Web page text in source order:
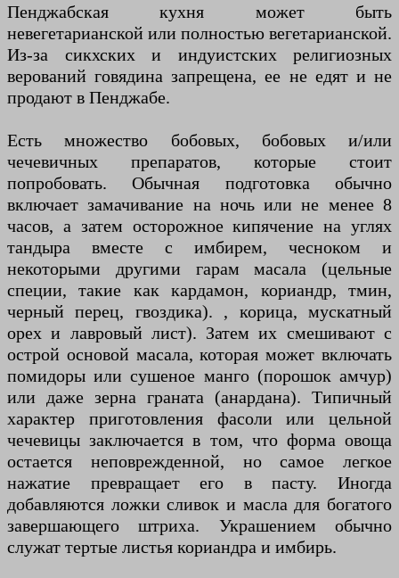
Пенджабская кухня может быть
невегетарианской или полностью вегетарианской.
Из-за сикхских и индуистских религиозных
верований говядина запрещена, ее не едят и не
продают в Пенджабе.
Есть множество бобовых, бобовых и/или
чечевичных препаратов, которые стоит
попробовать. Обычная подготовка обычно
включает замачивание на ночь или не менее 8
часов, а затем осторожное кипячение на углях
тандыра вместе с имбирем, чесноком и
некоторыми другими гарам масала (цельные
специи, такие как кардамон, кориандр, тмин,
черный перец, гвоздика). , корица, мускатный
орех и лавровый лист). Затем их смешивают с
острой основой масала, которая может включать
помидоры или сушеное манго (порошок амчур)
или даже зерна граната (анардана). Типичный
характер приготовления фасоли или цельной
чечевицы заключается в том, что форма овоща
остается неповрежденной, но самое легкое
нажатие превращает его в пасту. Иногда
добавляются ложки сливок и масла для богатого
завершающего штриха. Украшением обычно
служат тертые листья кориандра и имбирь.